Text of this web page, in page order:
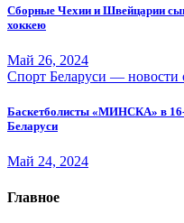
Сборные Чехии и Швейцарии
хоккею
Май 26, 2024
Спорт Беларуси — новости
Баскетболисты «МИНСКА» в 16-
Беларуси
Май 24, 2024
Главное